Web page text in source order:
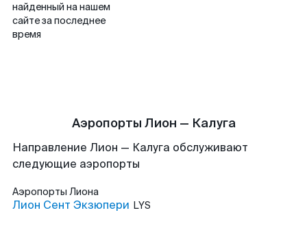
найденный на нашем
сайте за последнее
время
Аэропорты Лион — Калуга
Направление Лион — Калуга обслуживают
следующие аэропорты
Аэропорты Лиона
Лион Сент Экзюпери LYS